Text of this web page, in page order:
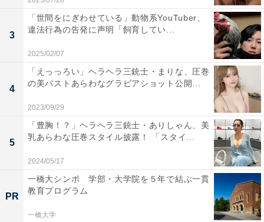
3
「世間をにぎわせている」動物系YouTuber、
違法行為の告発に声明「飼育してい...
2025/02/07
4
「えっっろい」ヘラヘラ三銃士・まりな、圧巻
の美バストあらわなグラビアショット公開...
2023/09/29
5
「豊胸！？」ヘラヘラ三銃士・ありしゃん、美
乳あらわな圧巻スタイル披露！ 「スタイ...
2024/05/17
PR
一橋大シンポ 学部・大学院を５年で結ぶ一貫
教育プログラム
一橋大学